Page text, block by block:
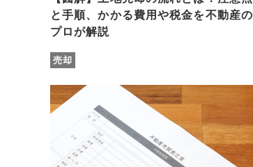
と手順、かかる費用や税金を不動産の
プロが解説
売却